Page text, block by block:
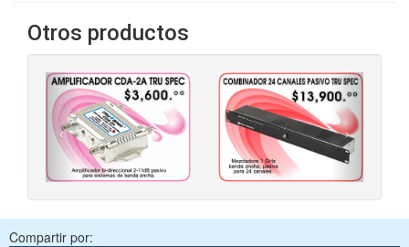
Otros productos
‹ ›
Compartir por: